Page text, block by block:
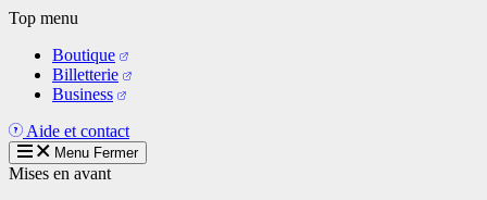
Aller
contenu
principal
Top menu
Boutique
Billetterie
Business
Aide et contact
Menu Fermer
Mises en avant